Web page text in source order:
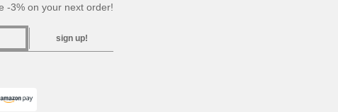
-3% on your next order!
sign up!